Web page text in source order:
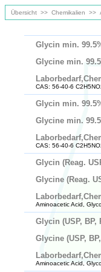
Übersicht >> Chemikalien >>
Glycin min.
Glycine min.
CAS: 56-40-6
Glycin min.
Glycine min.
CAS: 56-40-6
Glycin (Reag.
Glycine (Reag.
Aminoacetic Acid,
Glycin (USP,
Glycine (USP,
Aminoacetic Acid,